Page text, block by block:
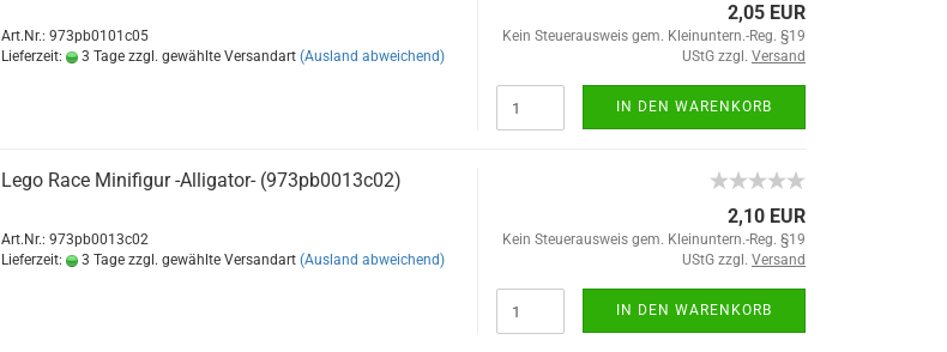
Art.Nr.: 973pb0101c05
Lieferzeit:
3 Tage zzgl. gewählte Versandart (Ausland abweichend)
2,05 EUR
Kein Steuerausweis gem. Kleinuntern.-Reg. §19
UStG zzgl. Versand
IN DEN WARENKORB
Lego Race Minifigur -Alligator- (973pb0013c02)
Art.Nr.: 973pb0013c02
Lieferzeit:
3 Tage zzgl. gewählte Versandart (Ausland abweichend)
2,10 EUR
Kein Steuerausweis gem. Kleinuntern.-Reg. §19
UStG zzgl. Versand
IN DEN WARENKORB